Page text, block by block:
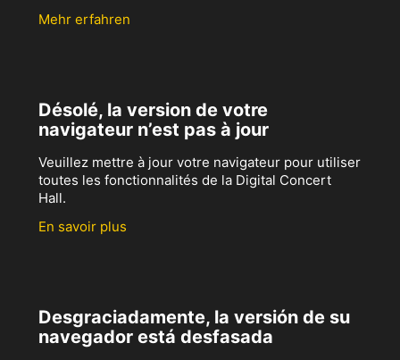
Mehr erfahren
Désolé, la version de votre
navigateur n’est pas à jour
Veuillez mettre à jour votre navigateur pour utiliser
toutes les fonctionnalités de la Digital Concert
Hall.
En savoir plus
Desgraciadamente, la versión de su
navegador está desfasada